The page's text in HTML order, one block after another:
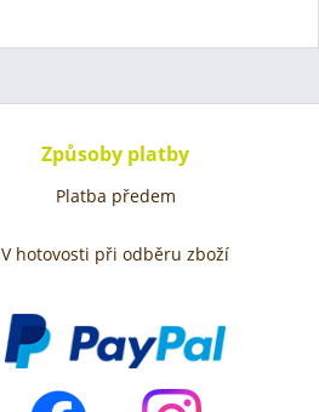
Způsoby platby
Platba předem
V hotovosti při odběru zboží